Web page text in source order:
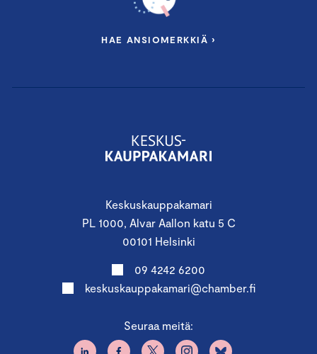
Keskuskauppakamari
PL 1000, Alvar Aallon katu 5 C
00101 Helsinki
09 4242 6200
keskuskauppakamari@chamber.fi
Seuraa meitä:
HAE ANSIOMERKKIÄ ›